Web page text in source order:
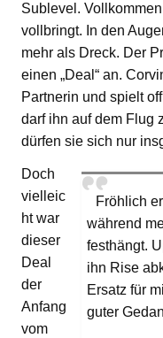
Sublevel.
vollbringt. In den
mehr als Dreck. Der
einen „Deal“ an.
Partnerin und spielt
darf ihn auf dem Flug
dürfen sie sich nur
Fröhlich
während
festhängt.
ihn Rise
Ersatz für
guter
Doch
vielleic
ht war
dieser
Deal
der
Anfang
vom